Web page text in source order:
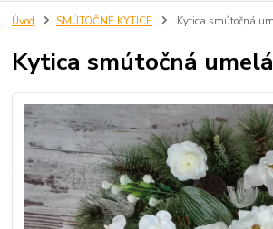
Úvod SMÚTOČNÉ KYTICE Kytica smútočná
Kytica smútočná